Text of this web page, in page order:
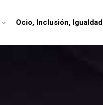
Ocio, Inclusión, Igualdad